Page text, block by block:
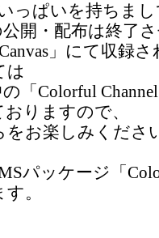
っぱいを持ちま
公開・配布は終了
Canvas」にて収録
は
「Colorful
りますので、
をお楽しみくださ
パッケージ「
。